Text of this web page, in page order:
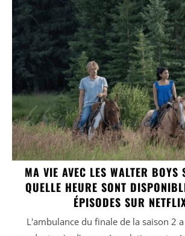
MA VIE AVEC LES WALTER
QUELLE HEURE SONT
ÉPISODES SUR
L'ambulance du finale de la saison 2